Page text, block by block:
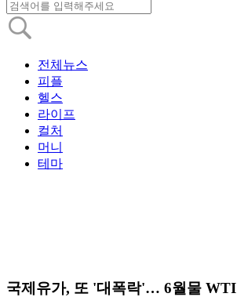
전체뉴스
피플
헬스
라이프
컬처
머니
테마
국제유가, 또 '대폭락'… 6월물 WTI